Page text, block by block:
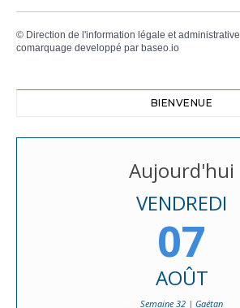
© Direction de l'information légale et administrative
comarquage developpé par baseo.io
BIENVENUE
Aujourd'hui
VENDREDI
07
AOÛT
Semaine 32 | Gaétan